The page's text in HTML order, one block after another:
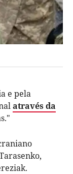
e pela
através da